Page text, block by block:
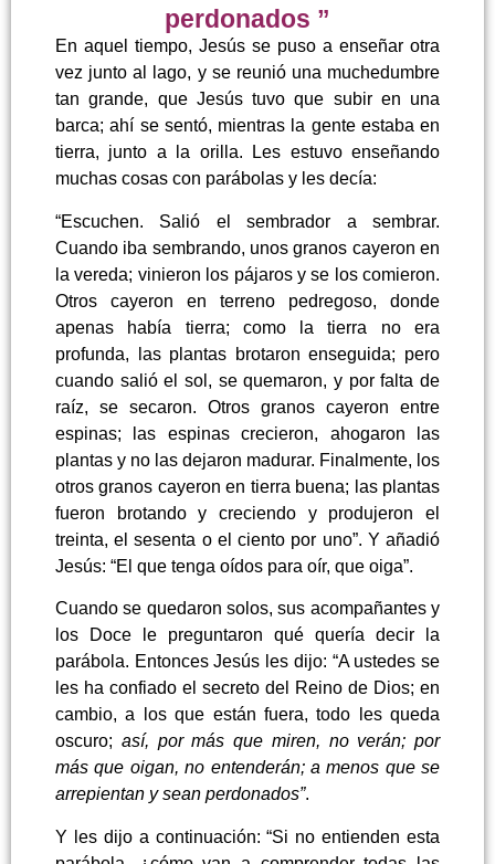
perdonados ”
En aquel tiempo, Jesús se puso a enseñar otra
vez junto al lago, y se reunió una muchedumbre
tan grande, que Jesús tuvo que subir en una
barca; ahí se sentó, mientras la gente estaba en
tierra, junto a la orilla. Les estuvo enseñando
muchas cosas con parábolas y les decía:
“Escuchen. Salió el sembrador a sembrar.
Cuando iba sembrando, unos granos cayeron en
la vereda; vinieron los pájaros y se los comieron.
Otros cayeron en terreno pedregoso, donde
apenas había tierra; como la tierra no era
profunda, las plantas brotaron enseguida; pero
cuando salió el sol, se quemaron, y por falta de
raíz, se secaron. Otros granos cayeron entre
espinas; las espinas crecieron, ahogaron las
plantas y no las dejaron madurar. Finalmente, los
otros granos cayeron en tierra buena; las plantas
fueron brotando y creciendo y produjeron el
treinta, el sesenta o el ciento por uno”. Y añadió
Jesús: “El que tenga oídos para oír, que oiga”.
Cuando se quedaron solos, sus acompañantes y
los Doce le preguntaron qué quería decir la
parábola. Entonces Jesús les dijo: “A ustedes se
les ha confiado el secreto del Reino de Dios; en
cambio, a los que están fuera, todo les queda
oscuro; así, por más que miren, no verán; por
más que oigan, no entenderán; a menos que se
arrepientan y sean perdonados”.
Y les dijo a continuación: “Si no entienden esta